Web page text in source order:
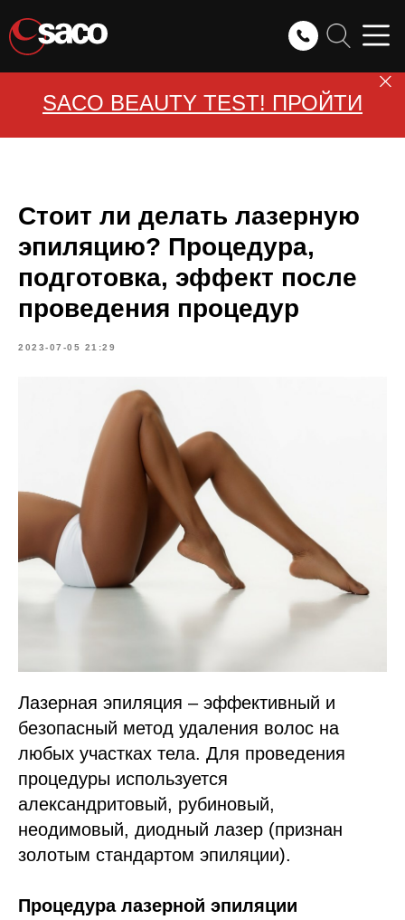
SACO BEAUTY TEST! ПРОЙТИ
Стоит ли делать лазерную
эпиляцию? Процедура,
подготовка, эффект после
проведения процедур
2023-07-05 21:29
Лазерная эпиляция – эффективный и
безопасный метод удаления волос на
любых участках тела. Для проведения
процедуры используется
александритовый, рубиновый,
неодимовый, диодный лазер (признан
золотым стандартом эпиляции).
Процедура лазерной эпиляции